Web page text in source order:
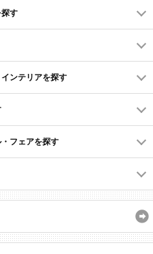
す
ンテリアを探す
フェアを探す